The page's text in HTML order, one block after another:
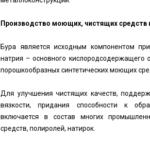
Производство моющих, чистящих средств
Бура является исходным компонентом
натрия – основного кислородсодержащего
порошкообразных синтетических моющих
Для улучшения чистящих качеств,
вязкости, придания способности к
включается в состав многих
средств, полиролей, натирок.